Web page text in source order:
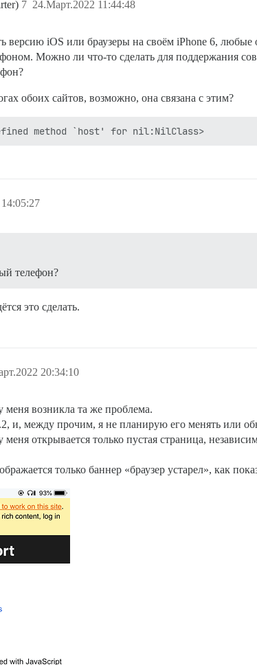
24.Март.2022 11:44:48
7
версию iOS или браузеры на своём iPhone 6,
Можно ли что-то сделать для поддержания
обоих сайтов, возможно, она связана с этим?
телефон?
это сделать.
20:34:10
меня возникла та же проблема.
и, между прочим, я не планирую его менять или
меня открывается только пустая страница,
только баннер «браузер устарел», как